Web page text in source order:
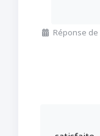
Réponse de